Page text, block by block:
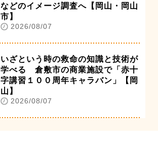
などのイメージ調査へ【岡山・岡山
市】
2026/08/07
いざという時の救命の知識と技術が
学べる 倉敷市の商業施設で「赤十
字講習１００周年キャラバン」【岡
山】
2026/08/07